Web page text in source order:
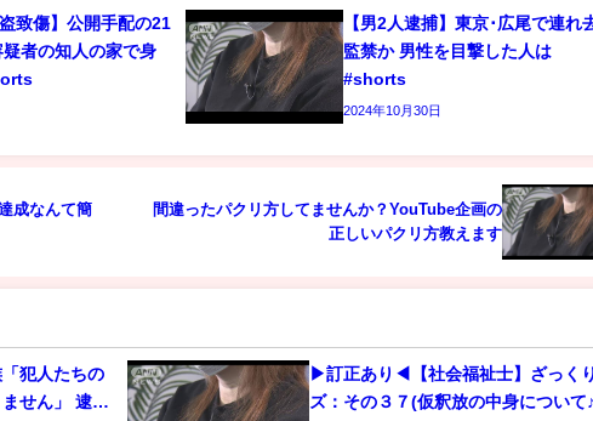
致傷】公開手配の21
者の知人の家で身
【男2人逮捕】東京･広尾で連れ
監禁か 男性を目撃した人は
#shorts
2024年10月30日
成なんて簡
間違ったパクリ方してませんか？YouTube企画の
正しいパクリ方教えます
「犯人たちの
せん」 逮捕
▶訂正あり◀【社会福祉士】ざっく
ズ：その３７(仮釈放の中身について